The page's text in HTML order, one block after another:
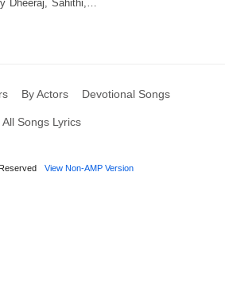
Dheeraj, Sahithi,…
By Actors Devotional Songs
All Songs Lyrics
View Non-AMP Version